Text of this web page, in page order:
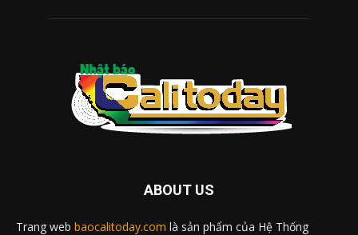
ABOUT US
Trang web baocalitoday.com là sản phẩm của Hệ Thống